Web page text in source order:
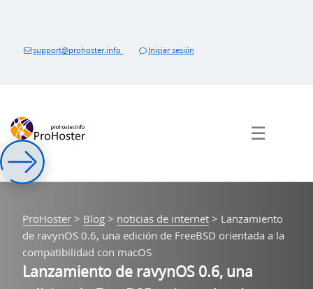
support@prohoster.info Iniciar sesión
☰
ProHoster > Blog > noticias de internet > Lanzamiento
de ravynOS 0.6, una edición de FreeBSD orientada a la
compatibilidad con macOS
Lanzamiento de ravynOS 0.6, una